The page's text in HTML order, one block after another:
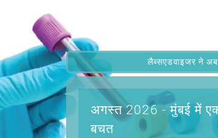
लैब्सएडवाइजर ने अब
अगस्त 2026 -मुंबई में
बचत